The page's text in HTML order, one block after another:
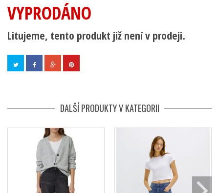
VYPRODÁNO
Litujeme, tento produkt již není v prodeji.
DALŠÍ PRODUKTY V KATEGORII